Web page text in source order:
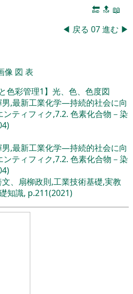
🔚 🔝 📖
◀ 戻る 07進む ▶
像 図 表
色彩管理1】光、色、色度図
,最新工業化学―持続的社会に向
ティフィク,7.2. 色素化合物－染
,最新工業化学―持続的社会に向
ティフィク,7.2. 色素化合物－染
、扇柳政則,工業技術基礎,実教
知識, p.211(2021)